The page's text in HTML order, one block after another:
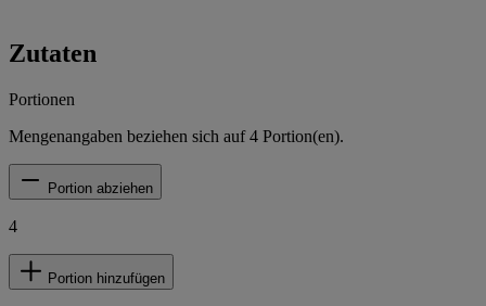
Zutaten
Portionen
Mengenangaben beziehen sich auf4 Portion(en).
Portion abziehen
4
Portion hinzufügen